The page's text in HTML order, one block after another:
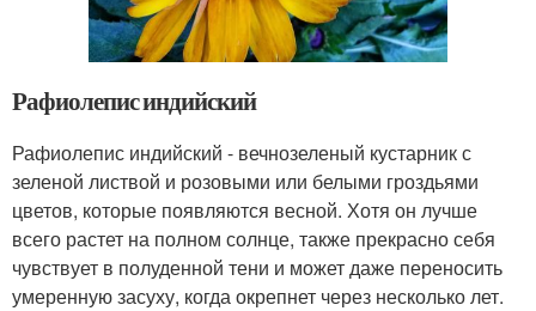
Рафиолепис индийский
Рафиолепис индийский - вечнозеленый кустарник с
зеленой листвой и розовыми или белыми гроздьями
цветов, которые появляются весной. Хотя он лучше
всего растет на полном солнце, также прекрасно себя
чувствует в полуденной тени и может даже переносить
умеренную засуху, когда окрепнет через несколько лет.